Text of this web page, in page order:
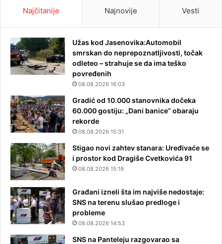
Najčitanije Najnovije Vesti
Užas kod Jasenovika:Automobil
smrskan do neprepoznatljivosti, točak
odleteo – strahuje se da ima teško
povređenih
08.08.2026 16:03
Gradić od 10.000 stanovnika dočeka
60.000 gostiju: „Dani banice“ obaraju
rekorde
08.08.2026 15:31
Stigao novi zahtev stanara: Uređivaće se
i prostor kod Dragiše Cvetkovića 91
08.08.2026 15:19
Građani izneli šta im najviše nedostaje:
SNS na terenu slušao predloge i
probleme
08.08.2026 14:53
SNS na Panteleju razgovarao sa